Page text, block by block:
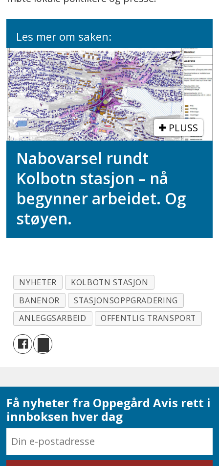
Les mer om saken:
PLUSS
Nabovarsel rundt
Kolbotn stasjon – nå
begynner arbeidet. Og
støyen.
NYHETER
KOLBOTN STASJON
BANENOR
STASJONSOPPGRADERING
ANLEGGSARBEID
OFFENTLIG TRANSPORT
Få nyheter fra Oppegård Avis rett i
innboksen hver dag